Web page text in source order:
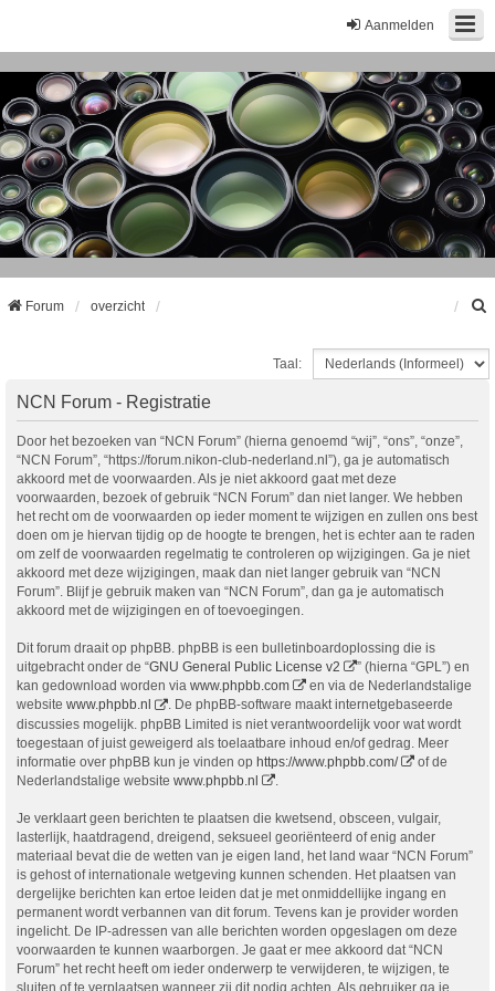
Aanmelden
Forum overzicht
Taal:
NCN Forum - Registratie
Door het bezoeken van “NCN Forum” (hierna genoemd “wij”, “ons”, “onze”,
“NCN Forum”, “https://forum.nikon-club-nederland.nl”), ga je automatisch
akkoord met de voorwaarden. Als je niet akkoord gaat met deze
voorwaarden, bezoek of gebruik “NCN Forum” dan niet langer. We hebben
het recht om de voorwaarden op ieder moment te wijzigen en zullen ons best
doen om je hiervan tijdig op de hoogte te brengen, het is echter aan te raden
om zelf de voorwaarden regelmatig te controleren op wijzigingen. Ga je niet
akkoord met deze wijzigingen, maak dan niet langer gebruik van “NCN
Forum”. Blijf je gebruik maken van “NCN Forum”, dan ga je automatisch
akkoord met de wijzigingen en of toevoegingen.
Dit forum draait op phpBB. phpBB is een bulletinboardoplossing die is
uitgebracht onder de “GNU General Public License v2
” (hierna “GPL”) en
kan gedownload worden via www.phpbb.com
en via de Nederlandstalige
website www.phpbb.nl
. De phpBB-software maakt internetgebaseerde
discussies mogelijk. phpBB Limited is niet verantwoordelijk voor wat wordt
toegestaan of juist geweigerd als toelaatbare inhoud en/of gedrag. Meer
informatie over phpBB kun je vinden op https://www.phpbb.com/
of de
Nederlandstalige website www.phpbb.nl .
Je verklaart geen berichten te plaatsen die kwetsend, obsceen, vulgair,
lasterlijk, haatdragend, dreigend, seksueel georiënteerd of enig ander
materiaal bevat die de wetten van je eigen land, het land waar “NCN Forum”
is gehost of internationale wetgeving kunnen schenden. Het plaatsen van
dergelijke berichten kan ertoe leiden dat je met onmiddellijke ingang en
permanent wordt verbannen van dit forum. Tevens kan je provider worden
ingelicht. De IP-adressen van alle berichten worden opgeslagen om deze
voorwaarden te kunnen waarborgen. Je gaat er mee akkoord dat “NCN
Forum” het recht heeft om ieder onderwerp te verwijderen, te wijzigen, te